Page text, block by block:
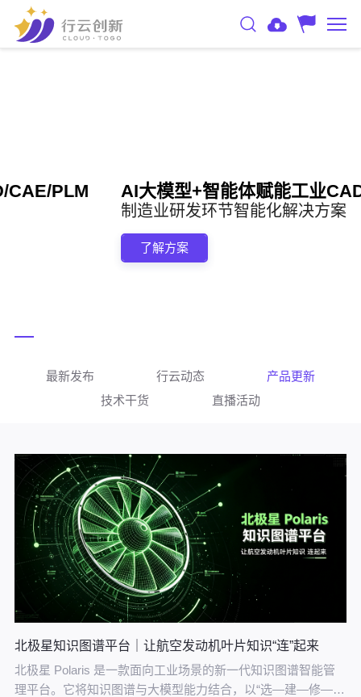
AI大模型+智能体赋能工业CAD/CAE/PLM
制造业研发环节智能化解决方案
最新发布 行云动态
产品更新
技术干货
直播活动
北极星知识图谱平台｜让航空发动机叶片知识“连”起来
北极星 Polaris 是一款面向工业场景的新一代知识图谱智能管
理平台。它将知识图谱与大模型能力结合，以“选—建—修—